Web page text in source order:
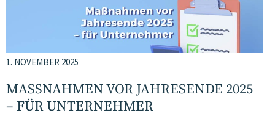
1. NOVEMBER 2025
MASSNAHMEN VOR JAHRESENDE 2025 –
FÜR UNTERNEHMER